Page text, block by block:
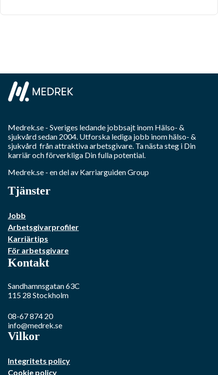
Medrek.se - Sveriges ledande jobbsajt inom Hälso- &
sjukvårdsedan 2004. Utforska lediga jobb inomhälso- &
sjukvård från attraktiva arbetsgivare. Ta nästa steg i Din
karriär och förverkliga Din fulla potential.
Medrek.se - en del av Karriarguiden Group
Tjänster
Jobb
Arbetsgivarprofiler
Karriärtips
För arbetsgivare
Kontakt
Sandhamnsgatan 63C
115 28 Stockholm
08-67 874 20
info@medrek.se
Vilkor
Integritets policy
Cookie policy